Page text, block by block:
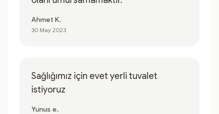
Ahmet K.
30 May 2023
Sağlığımız için evet yerli tuvalet
istiyoruz
Yunus e.